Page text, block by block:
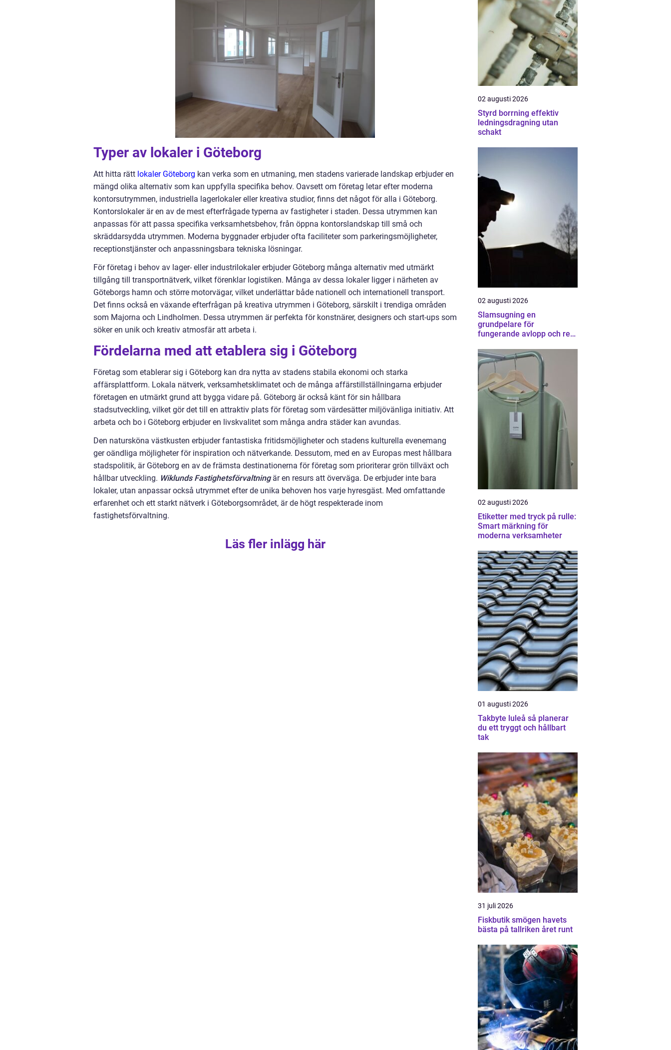
Typer av lokaler i Göteborg
Att hitta rätt lokaler Göteborg kan verka som en utmaning, men stadens varierade landskap erbjuder en
mängd olika alternativ som kan uppfylla specifika behov. Oavsett om företag letar efter moderna
kontorsutrymmen, industriella lagerlokaler eller kreativa studior, finns det något för alla i Göteborg.
Kontorslokaler är en av de mest efterfrågade typerna av fastigheter i staden. Dessa utrymmen kan
anpassas för att passa specifika verksamhetsbehov, från öppna kontorslandskap till små och
skräddarsydda utrymmen. Moderna byggnader erbjuder ofta faciliteter som parkeringsmöjligheter,
receptionstjänster och anpassningsbara tekniska lösningar.
För företag i behov av lager- eller industrilokaler erbjuder Göteborg många alternativ med utmärkt
tillgång till transportnätverk, vilket förenklar logistiken. Många av dessa lokaler ligger i närheten av
Göteborgs hamn och större motorvägar, vilket underlättar både nationell och internationell transport.
Det finns också en växande efterfrågan på kreativa utrymmen i Göteborg, särskilt i trendiga områden
som Majorna och Lindholmen. Dessa utrymmen är perfekta för konstnärer, designers och start-ups som
söker en unik och kreativ atmosfär att arbeta i.
Fördelarna med att etablera sig i Göteborg
Företag som etablerar sig i Göteborg kan dra nytta av stadens stabila ekonomi och starka
affärsplattform. Lokala nätverk, verksamhetsklimatet och de många affärstillställningarna erbjuder
företagen en utmärkt grund att bygga vidare på. Göteborg är också känt för sin hållbara
stadsutveckling, vilket gör det till en attraktiv plats för företag som värdesätter miljövänliga initiativ. Att
arbeta och bo i Göteborg erbjuder en livskvalitet som många andra städer kan avundas.
Den natursköna västkusten erbjuder fantastiska fritidsmöjligheter och stadens kulturella evenemang
ger oändliga möjligheter för inspiration och nätverkande. Dessutom, med en av Europas mest hållbara
stadspolitik, är Göteborg en av de främsta destinationerna för företag som prioriterar grön tillväxt och
hållbar utveckling. Wiklunds Fastighetsförvaltningär en resurs att överväga. De erbjuder inte bara
lokaler, utan anpassar också utrymmet efter de unika behoven hos varje hyresgäst. Med omfattande
erfarenhet och ett starkt nätverk i Göteborgsområdet, är de högt respekterade inom
fastighetsförvaltning.
Läs fler inlägg här
02 augusti 2026
Styrd borrning effektiv
ledningsdragning utan
schakt
02 augusti 2026
Slamsugning en
grundpelare för
fungerande avlopp och ren
02 augusti 2026
Etiketter med tryck på rulle:
Smart märkning för
moderna verksamheter
01 augusti 2026
Takbyte luleå så planerar
du ett tryggt och hållbart
tak
31 juli 2026
Fiskbutik smögen havets
bästa på tallriken året runt